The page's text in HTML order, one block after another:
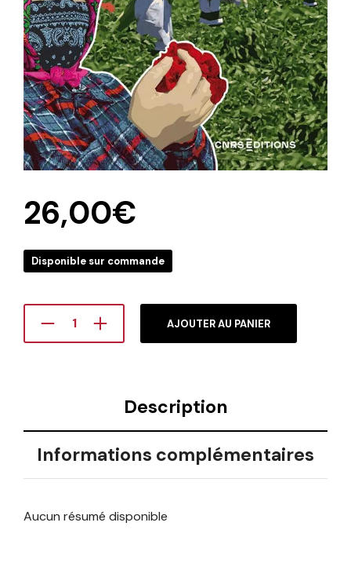
26,00€
Disponible sur commande
AJOUTER AU PANIER
Description
Informations complémentaires
Aucun résumé disponible